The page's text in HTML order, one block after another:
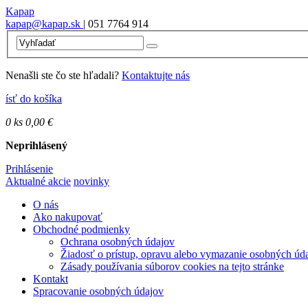
Kapap
kapap@kapap.sk | 051 7764 914
Nenašli ste čo ste hľadali? Kontaktujte nás
ísť do košíka
0 ks 0,00 €
Neprihlásený
Prihlásenie
Aktualné akcie novinky
O nás
Ako nakupovať
Obchodné podmienky
Ochrana osobných údajov
Žiadosť o prístup, opravu alebo vymazanie osobných
Zásady používania súborov cookies na tejto stránke
Kontakt
Spracovanie osobných údajov